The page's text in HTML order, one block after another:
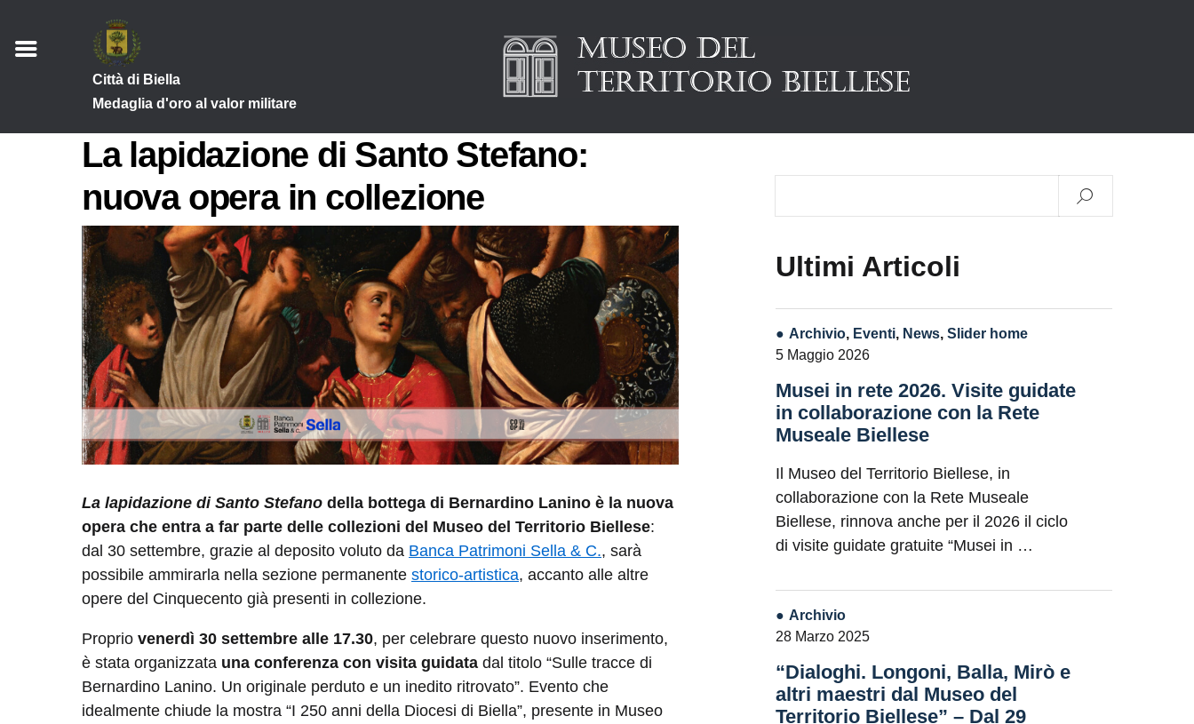
Città di Biella
Medaglia d'oro al valor militare
La lapidazione di Santo Stefano:
nuova opera in collezione
La lapidazione di Santo Stefano della bottega di Bernardino Lanino è la nuova
opera che entra a far parte delle collezioni del Museo del Territorio Biellese:
dal 30 settembre, grazie al deposito voluto da Banca Patrimoni Sella & C., sarà
possibile ammirarla nella sezione permanente storico-artistica, accanto alle altre
opere del Cinquecento già presenti in collezione.
Proprio venerdì 30 settembre alle 17.30, per celebrare questo nuovo inserimento,
è stata organizzata una conferenza con visita guidata dal titolo “Sulle tracce di
Bernardino Lanino. Un originale perduto e un inedito ritrovato”. Evento che
idealmente chiude la mostra “I 250 anni della Diocesi di Biella”, presente in Museo
Ultimi Articoli
Archivio, Eventi, News,Slider home
5 Maggio 2026
Musei in rete 2026. Visite guidate
in collaborazione con la Rete
Museale Biellese
Il Museo del Territorio Biellese, in
collaborazione con la Rete Museale
Biellese, rinnova anche per il 2026 il ciclo
di visite guidate gratuite “Musei in …
Archivio
28 Marzo 2025
“Dialoghi. Longoni, Balla, Mirò e
altri maestri dal Museo del
Territorio Biellese” – Dal 29